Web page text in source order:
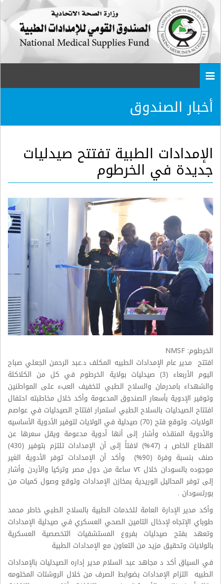
أخبار الصندوق
الإمدادات الطبية تفتتح صيدليات
جديدة في الخرطوم
الخرطوم: NMSF
افتتح مدير عام الإمدادات الطبيه المكلف د.عبد الرحمن الجعلي صباح
اليوم الأربعاء (3) صيدليات بولاية الخرطوم في كل من الكلاكلة
والشهداء بامدرمان والسلاح الطبي لتخفيف العبء على المواطنين
وتوفير الإدوية بأسعار الصندوق المدعومة وأكد خلال مخاطبته احتفال
افتتاح الصيدليات بالسلاح الطبي استمرار افتتاح الصيدليات في عواصم
الولايات. وتوقع فتح (70) صيدلية في الولايات لتوفير الأدوية الأساسيه
والأدوية المنقذه وأشار إلى أنها أدوية مدعومة ويقل سعرها عن
القطاع الخاص بـ (47%) لافتاً إلى أن الإمدادات تلتزم بتوفير (430)
صنف بنسبة وفرة (90%) وأكد أن الإمدادات توفر الأدوية الغير
موجوده بالسودان خلال ٧٢ ساعة من دول مصر وتركيا والأردن وأشار
إلى توفر المحاليل الوريدية بمخازن الإمدادات وتوقع وصول كميات من
بورتسودان .
وأكد مدير الإدارة العامة للخدمات الطبية بالسلاح الطبي خاطر محمد
طوباي الإتجاه لإدخال التامين الصحي العسكري في صيدلية الإمدادات
وتعهد بفتح صيدليات بفروع المستشفيات التخصصية العسكرية
بالولايات وتحقيق مزيد من التعاون مع الإمدادات الطبية
في السياق أكد د مجاهد عبد السلام مدير إداره الصيدليات بالإمدادات
الطبيه التزام الإمدادات بضوابط الصرف من خلال الروشتات المختومه